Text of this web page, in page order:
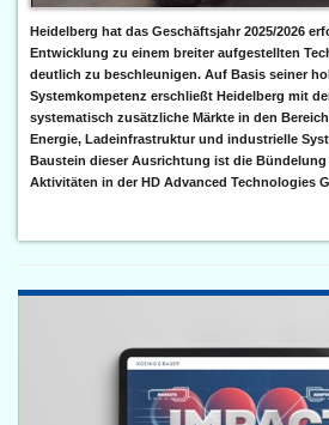
Heidelberg hat das Geschäftsjahr 2025/2026
Entwicklung zu einem breiter aufgestellten
deutlich zu beschleunigen. Auf Basis seiner
Systemkompetenz erschließt Heidelberg mit
systematisch zusätzliche Märkte in den
Energie, Ladeinfrastruktur und industrielle
Baustein dieser Ausrichtung ist die
Aktivitäten in der HD Advanced Technologies